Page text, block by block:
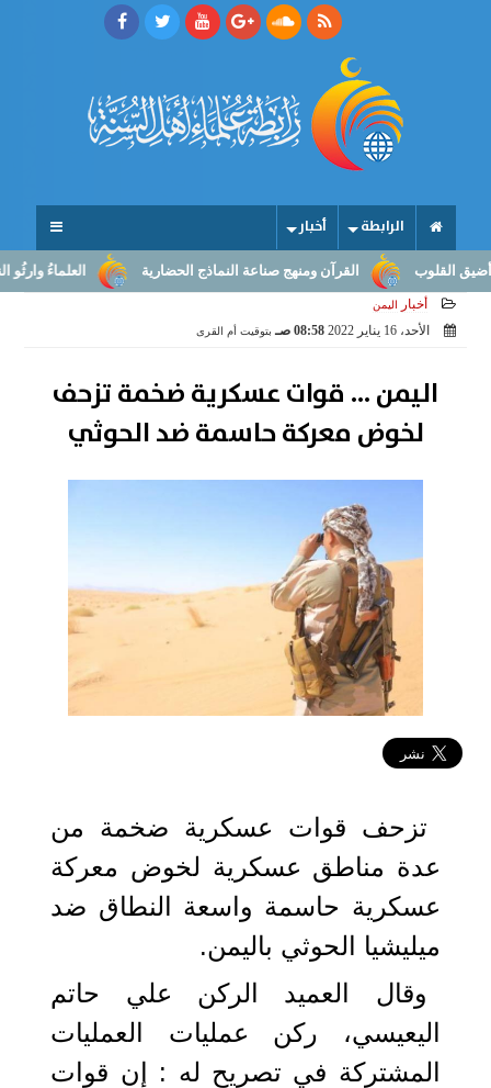
الرابطة أخبار
العلماءُ وارثُو القرآن ومنهج صناعة النماذج الحضارية القلوب
أخبار اليمن
الأحد، 16 يناير 2022 08:58 صـ بتوقيت أم القرى
اليمن ... قوات عسكرية ضخمة تزحف
لخوض معركة حاسمة ضد الحوثي
تزحف قوات عسكرية ضخمة من
عدة مناطق عسكرية لخوض معركة
عسكرية حاسمة واسعة النطاق ضد
ميليشيا الحوثي باليمن.
وقال العميد الركن علي حاتم
اليعيسي، ركن عمليات العمليات
المشتركة في تصريح له : إن قوات